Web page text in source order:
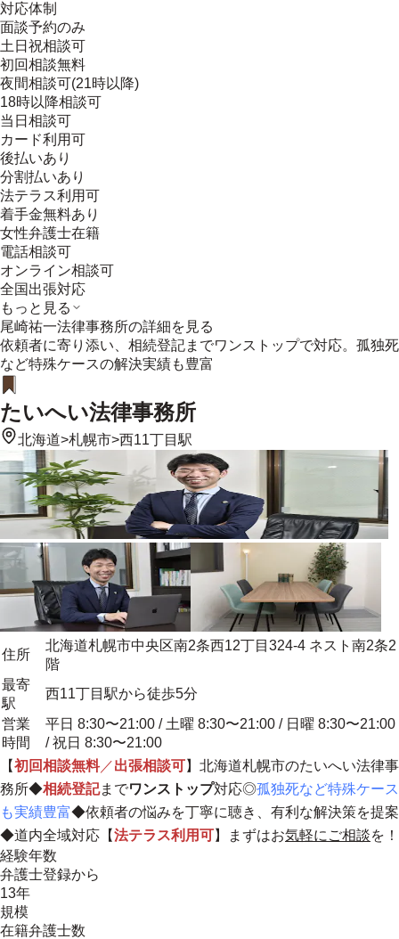
対応体制
面談予約のみ
土日祝相談可
初回相談無料
夜間相談可(21時以降)
18時以降相談可
当日相談可
カード利用可
後払いあり
分割払いあり
法テラス利用可
着手金無料あり
女性弁護士在籍
電話相談可
オンライン相談可
全国出張対応
もっと見る
尾崎祐一法律事務所の詳細を見る
依頼者に寄り添い、相続登記までワンストップで対応。孤独死
など特殊ケースの解決実績も豊富
たいへい法律事務所
北海道>札幌市>西11丁目駅
住所
北海道札幌市中央区南2条西12丁目324-4 ネスト南2条2
階
最寄
駅
西11丁目駅から徒歩5分
営業
時間
平日 8:30〜21:00 / 土曜 8:30〜21:00 / 日曜 8:30〜21:00
/ 祝日 8:30〜21:00
【初回相談無料／出張相談可】北海道札幌市のたいへい法律事
務所◆相続登記までワンストップ対応◎孤独死など特殊ケース
も実績豊富◆依頼者の悩みを丁寧に聴き、有利な解決策を提案
◆道内全域対応【法テラス利用可】まずはお気軽にご相談を！
経験年数
弁護士登録から
13年
規模
在籍弁護士数